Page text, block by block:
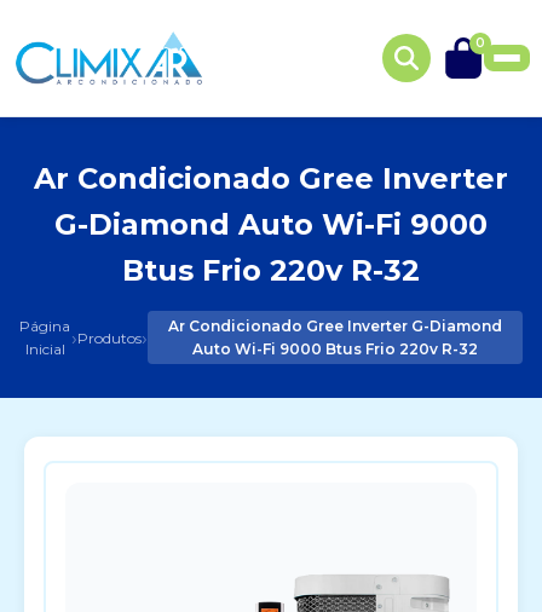
0
Ar Condicionado Gree Inverter
G-Diamond Auto Wi-Fi 9000
Btus Frio 220v R-32
Página
Inicial ›Produtos›
Ar Condicionado Gree Inverter G-Diamond
Auto Wi-Fi 9000 Btus Frio 220v R-32